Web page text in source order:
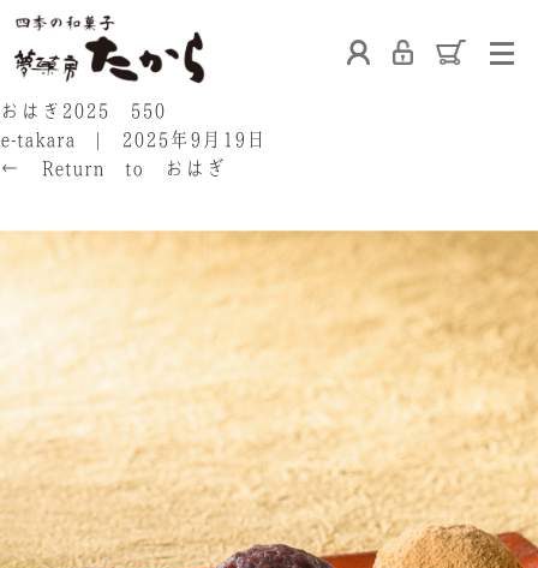
ホーム
たからの和菓子 ご利用案内 お熨斗について
たからの上生菓子 店舗案内
ブログ 会社概要 採用情報
お問い合わせ
おはぎ2025 550
e-takara
2025年9月19日
←
Return to おはぎ